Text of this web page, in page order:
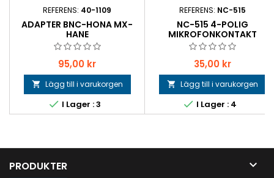
REFERENS: 40-1109
ADAPTER BNC-HONA MX-
HANE
Pris
95,00 kr
 Lägg till i varukorgen
 I Lager : 3
REFERENS: NC-515
NC-515 4-POLIG
MIKROFONKONTAKT
Pris
35,00 kr
 Lägg till i varukorgen
 I Lager : 4
PRODUKTER 